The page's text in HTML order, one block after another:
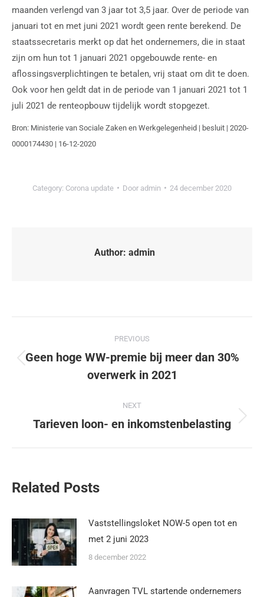
maanden verlengd van 3 jaar tot 3,5 jaar. Over de periode van
januari tot en met juni 2021 wordt geen rente berekend. De
staatssecretaris merkt op dat het ondernemers, die in staat
zijn om hun tot 1 januari 2021 opgebouwde rente- en
aflossingsverplichtingen te betalen, vrij staat om dit te doen.
Ook voor hen geldt dat in de periode van 1 januari 2021 tot 1
juli 2021 de renteopbouw tijdelijk wordt stopgezet.
Bron: Ministerie van Sociale Zaken en Werkgelegenheid | besluit | 2020-
0000174430 | 16-12-2020
Category: Corona update Door admin 24 december 2020
Author: admin
PREVIOUS
Geen hoge WW-premie bij meer dan 30%
overwerk in 2021
NEXT
Tarieven loon- en inkomstenbelasting
Related Posts
Vaststellingsloket NOW-5 open tot en
met 2 juni 2023
8 december 2022
Aanvragen TVL startende ondernemers